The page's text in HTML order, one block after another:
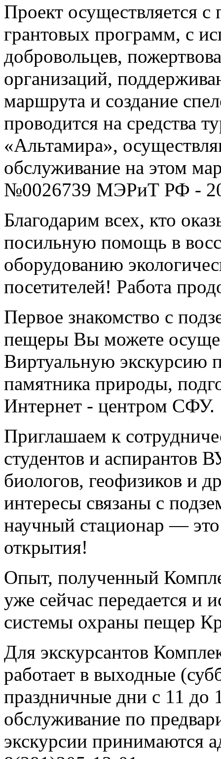
Проект осуществляется с
грантовых программ, с
добровольцев,
организаций,
маршрута и создание
проводится на средства
«Альтамира»,
обслуживание на этом
№0026739 МЭРиТ РФ -
Благодарим всех, кто
посильную помощь в
оборудованию
посетителей! Работа
Первое знакомство с
пещеры Вы можете
Виртуальную экскурсию
памятника природы,
Интернет - центром СФУ.
Приглашаем к
студентов и аспирантов
биологов, геофизиков и
интересы связаны с
научный стационар —
открытия!
Опыт, полученный
уже сейчас передается и
системы охраны пещер
Для экскурсантов
работает в выходные
праздничные дни с 11 до
обслуживание по
экскурсии принимаются